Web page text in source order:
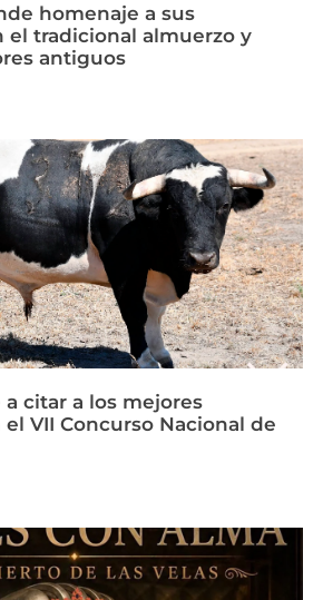
homenaje a sus
el tradicional almuerzo y
antiguos
citar a los mejores
VII Concurso Nacional de